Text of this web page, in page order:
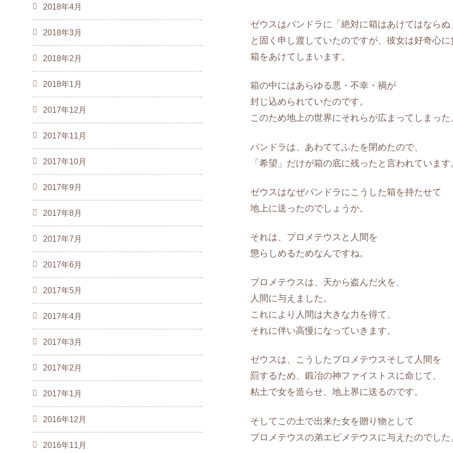
ゼウスはパンドラに「絶対に箱はあけてはならぬ
と固く申し渡していたのですが、彼女は好奇心に
箱をあけてしまいます。
箱の中にはあらゆる悪・不幸・禍が
封じ込められていたのです。
このため地上の世界にそれらが広まってしまった
パンドラは、あわててふたを閉めたので、
「希望」だけが箱の底に残ったと言われています
ゼウスはなぜパンドラにこうした箱を持たせて
地上に送ったのでしょうか。
それは、プロメテウスと人間を
懲らしめるためなんですね。
プロメテウスは、天から盗んだ火を、
人間に与えました。
これにより人間は大きな力を得て、
それに伴い高慢になっていきます。
ゼウスは、こうしたプロメテウスそして人間を
罰するため、鍛冶の神ファイストスに命じて、
粘土で女を造らせ、地上界に送るのです。
そしてこの土で出来た女を贈り物として
プロメテウスの弟エピメテウスに与えたのでした
2018年4月
2018年3月
2018年2月
2018年1月
2017年12月
2017年11月
2017年10月
2017年9月
2017年8月
2017年7月
2017年6月
2017年5月
2017年4月
2017年3月
2017年2月
2017年1月
2016年12月
2016年11月